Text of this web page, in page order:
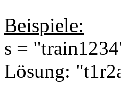
Beispiele:
s =
Lösung: